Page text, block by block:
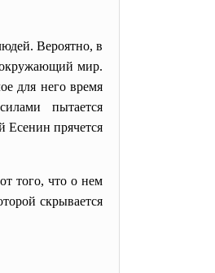
Вероятно, в
окружающий мир.
для него время
пытается
Есенин прячется
того, что о нем
скрывается